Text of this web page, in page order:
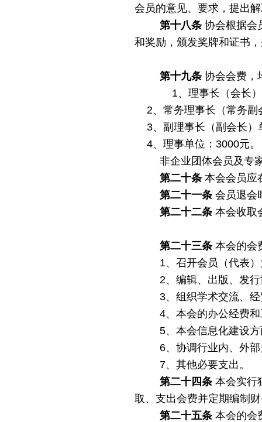
会员的意见、要求，提出
第十八条 协会根据会
和奖励，颁发奖牌和证书
第十九条 协会会费，
1、理事长（会长
2、常务理事长（常务副
3、副理事长（副会长）
4、理事单位：3000元。
非企业团体会员及专
第二十条 本会会员应
第二十一条 会员退会
第二十二条 本会收取
第二十三条 本会的会
1、召开会员（代表
2、编辑、出版、发
3、组织学术交流、
4、本会的办公经费
5、本会信息化建设
6、协调行业内、外
7、其他必要支出。
第二十四条 本会实行
取、支出会费并定期编制
第二十五条 本会的会